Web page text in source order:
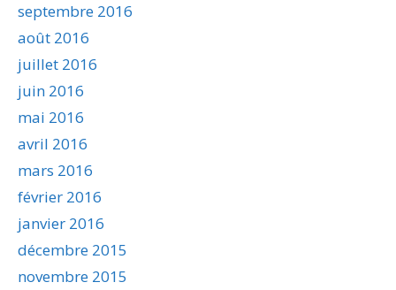
septembre 2016
août 2016
juillet 2016
juin 2016
mai 2016
avril 2016
mars 2016
février 2016
janvier 2016
décembre 2015
novembre 2015